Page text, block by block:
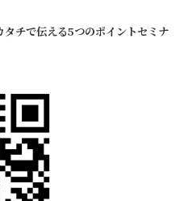
タチで伝える5つのポイントセミナ